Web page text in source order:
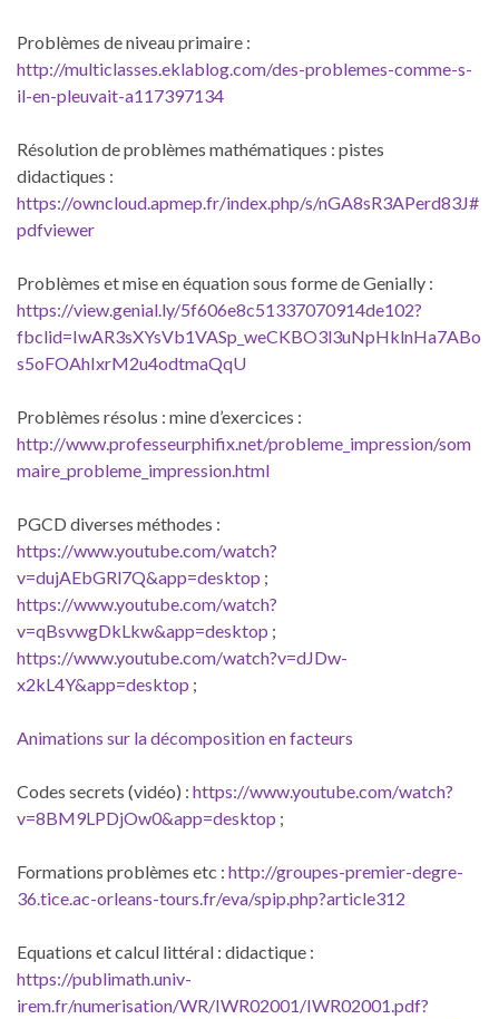
Problèmes de niveau primaire :
http://multiclasses.eklablog.com/des-problemes-comme-s-
il-en-pleuvait-a117397134
Résolution de problèmes mathématiques : pistes
didactiques :
https://owncloud.apmep.fr/index.php/s/nGA8sR3APerd83J#
pdfviewer
Problèmes et mise en équation sous forme de Genially :
https://view.genial.ly/5f606e8c51337070914de102?
fbclid=IwAR3sXYsVb1VASp_weCKBO3l3uNpHklnHa7ABo
s5oFOAhIxrM2u4odtmaQqU
Problèmes résolus : mine d’exercices :
http://www.professeurphifix.net/probleme_impression/som
maire_probleme_impression.html
PGCD diverses méthodes :
https://www.youtube.com/watch?
v=dujAEbGRl7Q&app=desktop ;
https://www.youtube.com/watch?
v=qBsvwgDkLkw&app=desktop ;
https://www.youtube.com/watch?v=dJDw-
x2kL4Y&app=desktop ;
Animations sur la décomposition en facteurs
Codes secrets (vidéo) : https://www.youtube.com/watch?
v=8BM9LPDjOw0&app=desktop ;
Formations problèmes etc : http://groupes-premier-degre-
36.tice.ac-orleans-tours.fr/eva/spip.php?article312
Equations et calcul littéral : didactique :
https://publimath.univ-
irem.fr/numerisation/WR/IWR02001/IWR02001.pdf?